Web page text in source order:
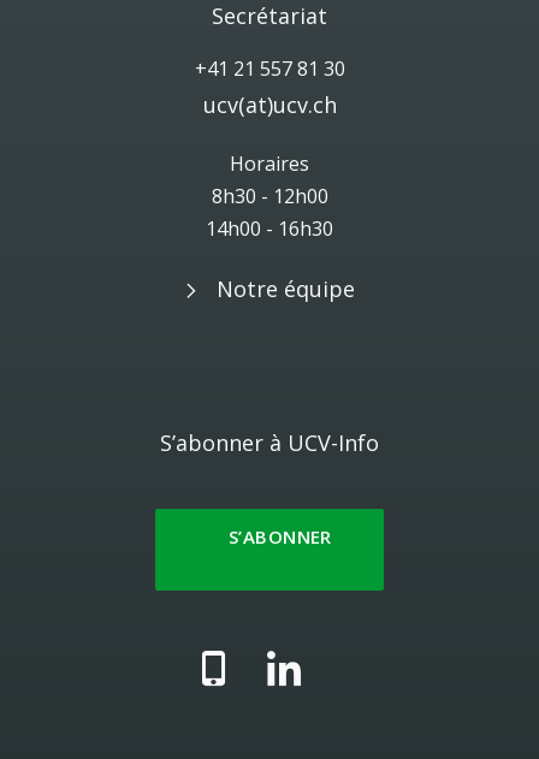
Secrétariat
+41 21 557 81 30
ucv(at)ucv.ch
Horaires
8h30 - 12h00
14h00 - 16h30
Notre équipe
S’abonner à UCV-Info
S’ABONNER